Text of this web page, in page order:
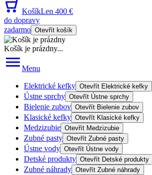
KošíkLen 400 €
do dopravy
zadarmo Otevřít košík
Košík je prázdny...
Menu
Elektrické kefky Otevřít Elektrické kefky
Ústne sprchy Otevřít Ústne sprchy
Bielenie zubov Otevřít Bielenie zubov
Klasické kefky Otevřít Klasické kefky
Medzizubie Otevřít Medzizubie
Zubné pasty Otevřít Zubné pasty
Ústne vody Otevřít Ústne vody
Detské produkty Otevřít Detské produkty
Zubné náhrady Otevřít Zubné náhrady